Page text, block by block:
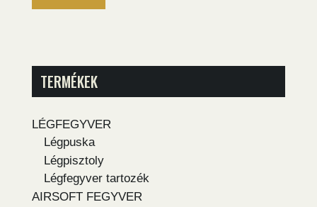
TERMÉKEK
LÉGFEGYVER
Légpuska
Légpisztoly
Légfegyver tartozék
AIRSOFT FEGYVER